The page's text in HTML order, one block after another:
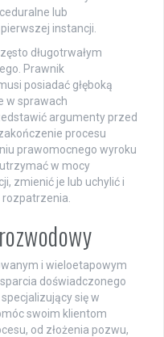
lub
instancji.
długotrwałym
Prawnik
posiadać głęboką
w sprawach
argumenty przed
procesu
prawomocnego wyroku
w mocy
zmienić je lub uchylić i
i wieloetapowym
doświadczonego
specjalizujący się w
swoim klientom
od złożenia pozwu,